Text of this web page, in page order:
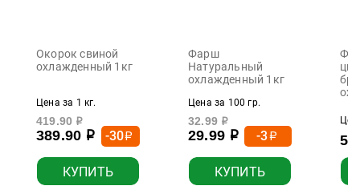
Окорок свиной
охлажденный 1кг
Цена за 1 кг.
419.90 р
389.90 р -30р
КУПИТЬ
Фарш
Натуральный
охлажденный 1кг
Цена за 100 гр.
32.99 р
29.99 р -3р
КУПИТЬ